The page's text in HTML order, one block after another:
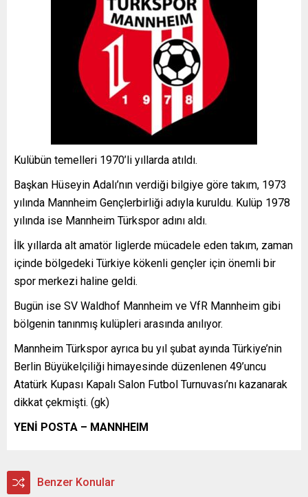
Kulübün temelleri 1970’li yıllarda atıldı.
Başkan Hüseyin Adalı’nın verdiği bilgiye göre takım, 1973
yılında Mannheim Gençlerbirliği adıyla kuruldu. Kulüp 1978
yılında ise Mannheim Türkspor adını aldı.
İlk yıllarda alt amatör liglerde mücadele eden takım, zaman
içinde bölgedeki Türkiye kökenli gençler için önemli bir
spor merkezi haline geldi.
Bugün ise SV Waldhof Mannheim ve VfR Mannheim gibi
bölgenin tanınmış kulüpleri arasında anılıyor.
Mannheim Türkspor ayrıca bu yıl şubat ayında Türkiye’nin
Berlin Büyükelçiliği himayesinde düzenlenen 49’uncu
Atatürk Kupası Kapalı Salon Futbol Turnuvası’nı kazanarak
dikkat çekmişti. (gk)
YENİ POSTA – MANNHEIM
Benzer Konular